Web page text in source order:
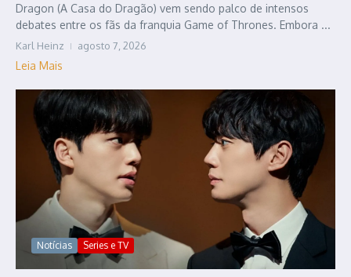
Dragon (A Casa do Dragão) vem sendo palco de intensos
debates entre os fãs da franquia Game of Thrones. Embora ...
Karl Heinz agosto 7, 2026
Leia Mais
Notícias Series e TV